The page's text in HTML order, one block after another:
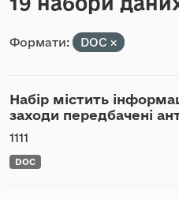
Формати: DOC
Набір містить
заходи передбачені
1111
DOC